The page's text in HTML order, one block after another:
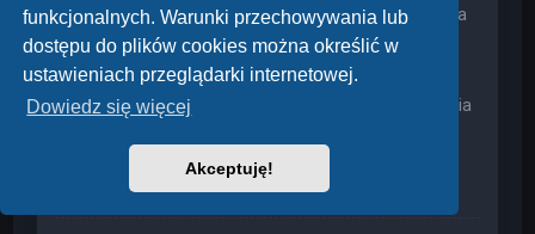
funkcjonalnych. Warunki przechowywania lub
dostępu do plików cookies można określić w
ustawieniach przeglądarki internetowej.
Dowiedz się więcej
Akceptuję!
odpowiedni przycisk. Prośba o przyjęcie do grupy, która
wymaga akceptacji przyjęcia nowego członka, musi
zostać zaakceptowana przez lidera grupy. Może on
poprosić użytkownika o podanie wyjaśnień, dlaczego
chce on dołączyć do tej grupy. W przypadku otrzymania
pytaniami – widocznie miał on swoje powody.
Na górę